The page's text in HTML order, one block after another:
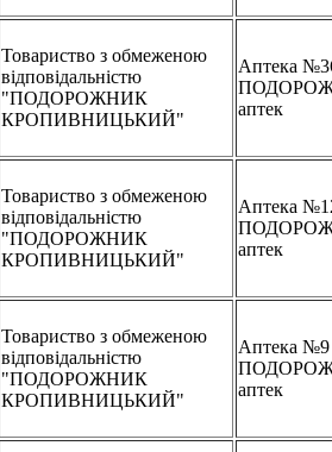
Товариство з обмеженою
відповідальністю
"ПОДОРОЖНИК
КРОПИВНИЦЬКИЙ"
Аптека
аптек
Товариство з обмеженою
відповідальністю
"ПОДОРОЖНИК
КРОПИВНИЦЬКИЙ"
Аптека
аптек
Товариство з обмеженою
відповідальністю
"ПОДОРОЖНИК
КРОПИВНИЦЬКИЙ"
Аптека №9
аптек